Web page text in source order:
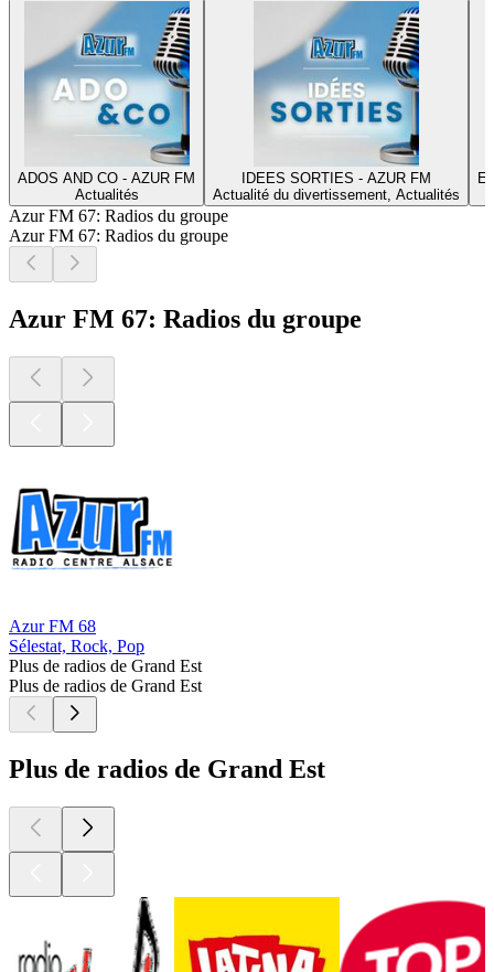
ADOS AND CO - AZUR FM
Actualités
IDEES SORTIES - AZUR FM
Actualité du divertissement, Actualités
Azur FM 67: Radios du groupe
Azur FM 67: Radios du groupe
Azur FM 67: Radios du groupe
Azur FM 68
Sélestat, Rock, Pop
Plus de radios de Grand Est
Plus de radios de Grand Est
Plus de radios de Grand Est